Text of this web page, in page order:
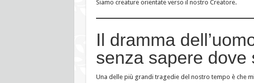
Siamo creature orientate verso il nostro Creatore.
Il dramma
senza sapere dove
Una delle più grandi tragedie del nostro tempo è che